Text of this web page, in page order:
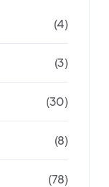
(4)
(3)
(30)
(8)
(78)